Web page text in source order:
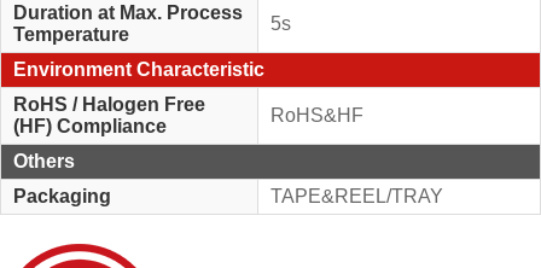
Duration at Max. Process
Temperature
5s
Environment Characteristic
RoHS / Halogen Free
(HF) Compliance
RoHS&HF
Others
Packaging
TAPE&REEL/TRAY